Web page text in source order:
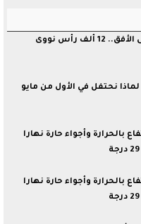
سباق جديد يلوح فى الأفق.. 12 ألف رأس نووى
العمال 2026.. لماذا نحتفل في الأول من مايو
بالحرارة وأجواء حارة نهارا
بالحرارة وأجواء حارة نهارا